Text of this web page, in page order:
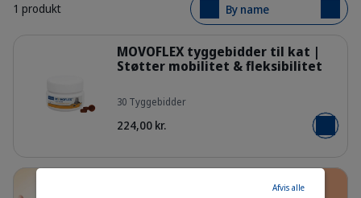
1 produkt By name
MOVOFLEX tyggebidder til kat |
Støtter mobilitet & fleksibilitet
30 Tyggebidder
224,00 kr. Læg i
Afvis alle